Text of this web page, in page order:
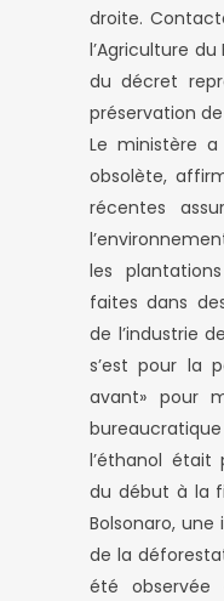
droite.
l’Agriculture du
du décret
préservation
Le ministère
obsolète,
récentes
les
faites dans
de l’industrie
s’est pour la
avant» pour
l’éthanol était
du début à la
Bolsonaro,
de la
été observée